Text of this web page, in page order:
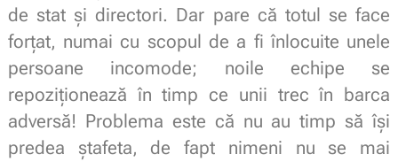
de stat și directori. Dar pare că totul se face
forțat, numai cu scopul de a fi înlocuite unele
persoane incomode; noile echipe se
repoziționează în timp ce unii trec în barca
adversă! Problema este că nu au timp să își
predea ștafeta, de fapt nimeni nu se mai